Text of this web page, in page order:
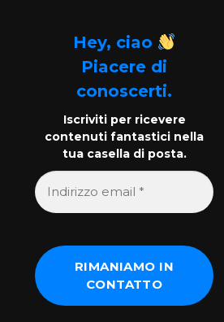
Hey, ciao
Piacere di
conoscerti.
Iscriviti per ricevere
contenuti fantastici nella
tua casella di posta.